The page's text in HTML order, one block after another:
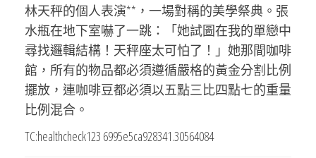
林天秤的個人表演**，一場對稱的美學祭典。張
水瓶在地下室嚇了一跳：「她試圖在我的單戀中
尋找邏輯結構！天秤座太可怕了！」她那間咖啡
館，所有的物品都必須遵循嚴格的黃金分割比例
擺放，連咖啡豆都必須以五點三比四點七的重量
比例混合。
TC:healthcheck123 6995e5ca928341.30564084